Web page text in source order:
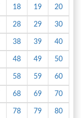
18 19 20
28 29 30
38 39 40
48 49 50
58 59 60
68 69 70
78 79 80